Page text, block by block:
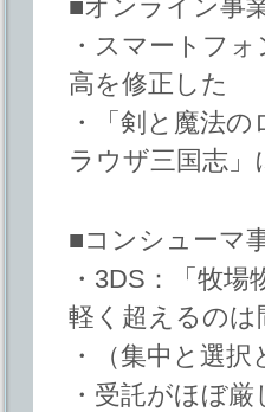
■オンライン事
・スマートフ
高を修正した
・「剣と魔法
ラウザ三国志
■コンシューマ
・3DS：「牧
軽く超えるのは
・（集中と選
・受託がほぼ